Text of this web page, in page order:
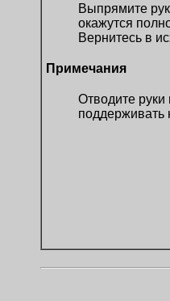
Выпрямите
окажутся
Вернитесь в
Примечания
Отводите